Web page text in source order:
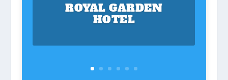
ROYAL GARDEN
HOTEL